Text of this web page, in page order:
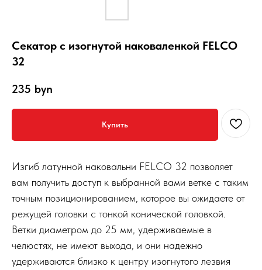
Секатор с изогнутой наковаленкой FELCO
32
235 byn
Купить
Изгиб латунной наковальни FELCO 32 позволяет
вам получить доступ к выбранной вами ветке с таким
точным позиционированием, которое вы ожидаете от
режущей головки с тонкой конической головкой.
Ветки диаметром до 25 мм, удерживаемые в
челюстях, не имеют выхода, и они надежно
удерживаются близко к центру изогнутого лезвия